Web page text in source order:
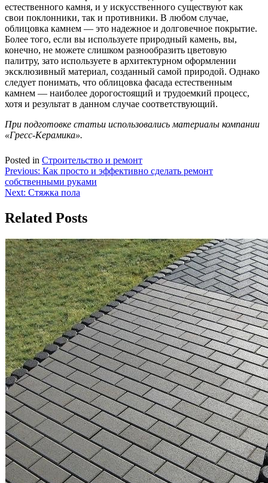
естественного камня, и у искусственного существуют как
свои поклонники, так и противники. В любом случае,
облицовка камнем — это надежное и долговечное покрытие.
Более того, если вы используете природный камень, вы,
конечно, не можете слишком разнообразить цветовую
палитру, зато используете в архитектурном оформлении
эксклюзивный материал, созданный самой природой. Однако
следует понимать, что облицовка фасада естественным
камнем — наиболее дорогостоящий и трудоемкий процесс,
хотя и результат в данном случае соответствующий.
При подготовке статьи использовались материалы компании
«Гресс-Керамика».
Posted in Строительство и ремонт
Навигация
по
Previous: Как просто и эффективно сделать ремонт
собственными руками
Next: Стяжка пола
Related Posts